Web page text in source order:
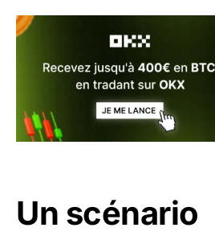
Un scénario